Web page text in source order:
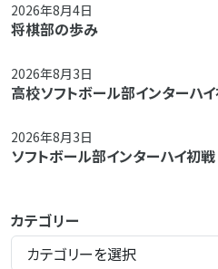
2026年8月4日
将棋部の歩み
2026年8月3日
高校ソフトボール部インターハイ
2026年8月3日
ソフトボール部インターハイ初戦
カテゴリー